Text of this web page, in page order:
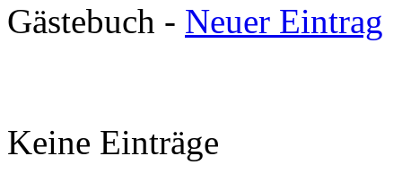
Gästebuch - Neuer Eintrag
Keine Einträge